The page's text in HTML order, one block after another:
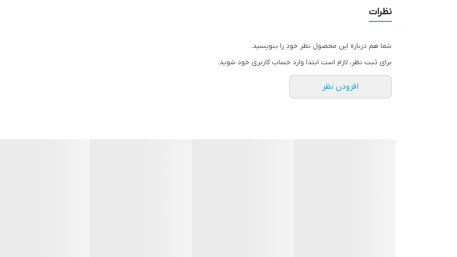
مدیریت فروشگاه لوازم خانگی درنیکا "پاریاب"
استفاده از تکنولوژی‌ها و دستگاه‌های جدید در زندگی انسان، برای رفع یکی از معضلات زندگی روزمره انسان‌ها، یعنی نبود زمان کافی
سبزی خردکن استفاده می‌کنید، مقداری زیادی سبزی را در زمان کم و اندازه یکسان خرد می‌کنید، در حالیکه خرد کردن سبزی با دست و
لینک تیغه سبزی خردکن
نظرات
شما هم درباره این محصول نظر خود را بنویسید.
برای ثبت نظر، لازم است ابتدا وارد حساب کاربری خود شوید.
افزودن نظر